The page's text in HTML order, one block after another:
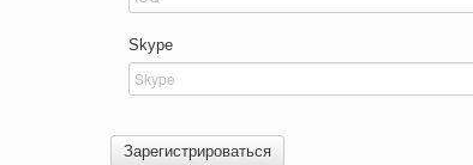
Skype
Зарегистрироваться